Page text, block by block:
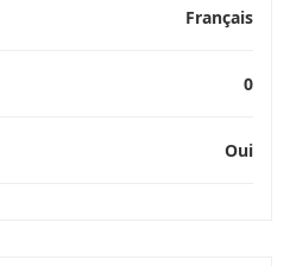
Français
0
Oui